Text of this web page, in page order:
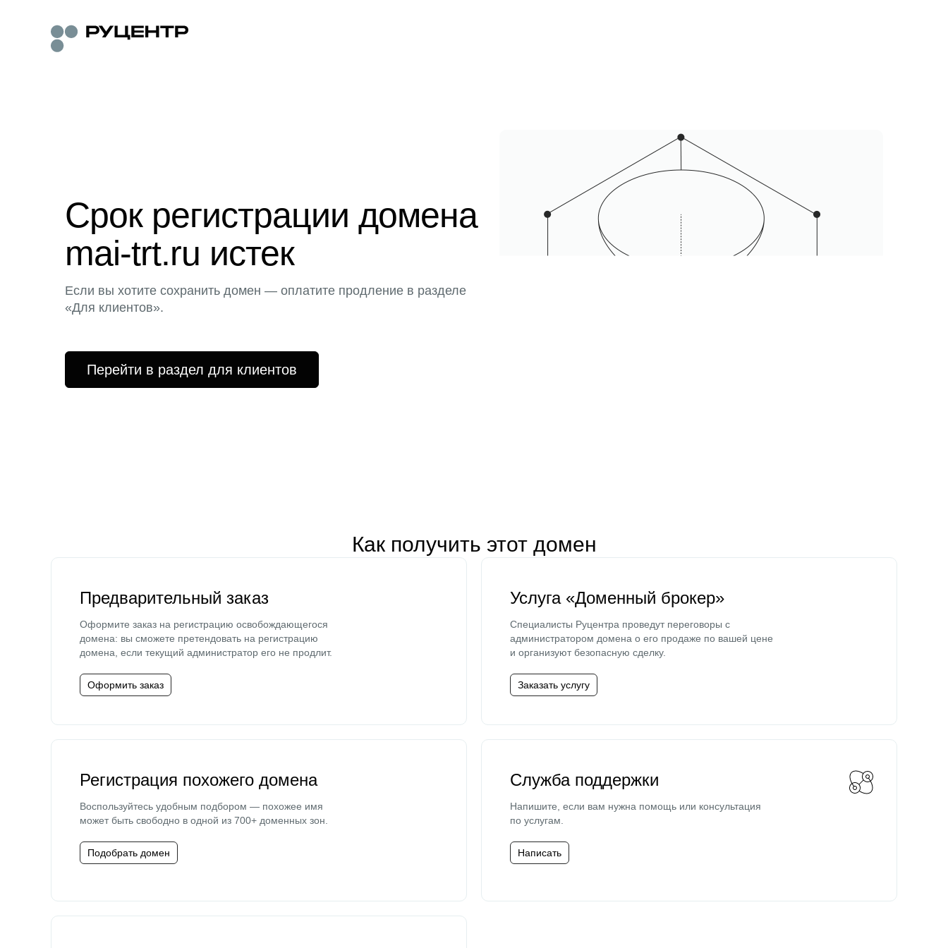
Срок регистрации домена
mai-trt.ru истек
Если вы хотите сохранить домен — оплатите продление в разделе
«Для клиентов».
Перейти в раздел для клиентов
Как получить этот домен
Предварительный заказ
Оформите заказ на регистрацию освобождающегося
домена: вы сможете претендовать на регистрацию
домена, если текущий администратор его не продлит.
Оформить заказ
Услуга «Доменный брокер»
Специалисты Руцентра проведут переговоры с
администратором домена о его продаже по вашей цене
и организуют безопасную сделку.
Заказать услугу
Регистрация похожего домена
Воспользуйтесь удобным подбором — похожее имя
может быть свободно в одной из 700+ доменных зон.
Подобрать домен
Служба поддержки
Напишите, если вам нужна помощь или консультация
по услугам.
Написать